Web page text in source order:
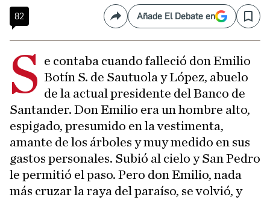
82 CompartirAñade El Debate en Save
S e contaba cuando falleció don Emilio
Botín S. de Sautuola y López, abuelo
de la actual presidente del Banco de
Santander. Don Emilio era un hombre alto,
espigado, presumido en la vestimenta,
amante de los árboles y muy medido en sus
gastos personales. Subió al cielo y San Pedro
le permitió el paso. Pero don Emilio, nada
más cruzar la raya del paraíso, se volvió, y